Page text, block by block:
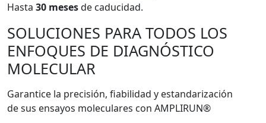
Hasta 30 mesesde caducidad.
SOLUCIONES PARA TODOS LOS
ENFOQUES DE DIAGNÓSTICO
MOLECULAR
Garantice la precisión, fiabilidad y estandarización
de sus ensayos moleculares con AMPLIRUN®